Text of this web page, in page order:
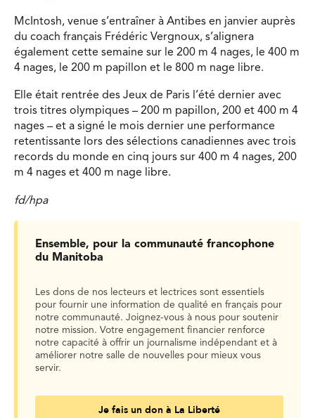
McIntosh, venue s’entraîner à Antibes en janvier auprès
du coach français Frédéric Vergnoux, s’alignera
également cette semaine sur le 200 m 4 nages, le 400 m
4 nages, le 200 m papillon et le 800 m nage libre.
Elle était rentrée des Jeux de Paris l’été dernier avec
trois titres olympiques – 200 m papillon, 200 et 400 m 4
nages – et a signé le mois dernier une performance
retentissante lors des sélections canadiennes avec trois
records du monde en cinq jours sur 400 m 4 nages, 200
m 4 nages et 400 m nage libre.
fd/hpa
Ensemble, pour la communauté francophone
du Manitoba
Les dons de nos lecteurs et lectrices sont essentiels
pour fournir une information de qualité en français pour
notre communauté. Joignez-vous à nous pour soutenir
notre mission. Votre engagement financier renforce
notre capacité à offrir un journalisme indépendant et à
améliorer notre salle de nouvelles pour mieux vous
servir.
Je fais un don à La Liberté